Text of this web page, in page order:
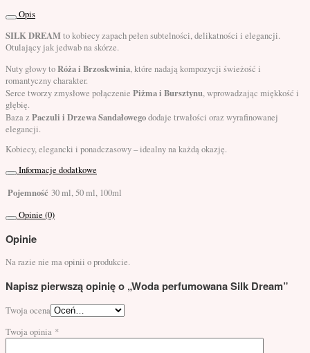
Opis
SILK DREAMto kobiecy zapach pełen subtelności, delikatności i elegancji.
Otulający jak jedwab na skórze.
Nuty głowy toRóża i Brzoskwinia, które nadają kompozycji świeżość i
romantyczny charakter.
Serce tworzy zmysłowe połączenie Piżma i Bursztynu, wprowadzając miękkość i
głębię.
Baza z Paczuli i Drzewa Sandałowegododaje trwałości oraz wyrafinowanej
elegancji.
Kobiecy, elegancki i ponadczasowy – idealny na każdą okazję.
Informacje dodatkowe
Pojemność 30 ml, 50 ml, 100ml
Opinie (0)
Opinie
Na razie nie ma opinii o produkcie.
Napisz pierwszą opinię o „Woda perfumowana Silk Dream”
Twoja ocena
Twoja opinia *